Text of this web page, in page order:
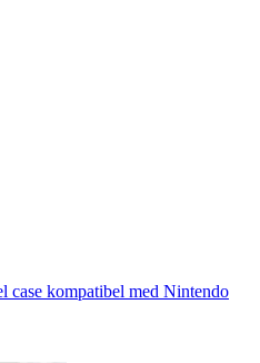
case kompatibel med Nintendo